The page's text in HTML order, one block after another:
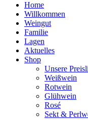
Home
Willkommen
Weingut
Familie
Lagen
Aktuelles
Shop
Unsere
Weißwein
Rotwein
Glühwein
Rosé
Sekt &